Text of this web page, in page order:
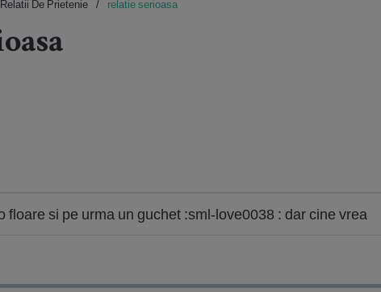
Relatii De Prietenie relatie serioasa
floare si pe urma un guchet :sml-love0038 : dar cine vrea